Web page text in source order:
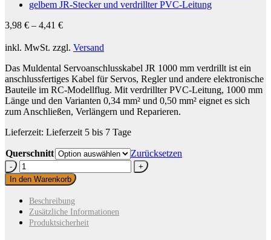
3,98 € – 4,41 €
inkl. MwSt. zzgl. Versand
Das Muldental Servoanschlusskabel JR 1000 mm verdrillt ist ein
anschlussfertiges Kabel für Servos, Regler und andere elektronische
Bauteile im RC-Modellflug. Mit verdrillter PVC-Leitung, 1000 mm
Länge und den Varianten 0,34 mm² und 0,50 mm² eignet es sich
zum Anschließen, Verlängern und Reparieren.
Lieferzeit: Lieferzeit 5 bis 7 Tage
Querschnitt
Zurücksetzen
Muldental
Servoanschlusskabel
JR
1000
mm
verdrillt
Menge
In den Warenkorb
Beschreibung
Zusätzliche Informationen
Produktsicherheit